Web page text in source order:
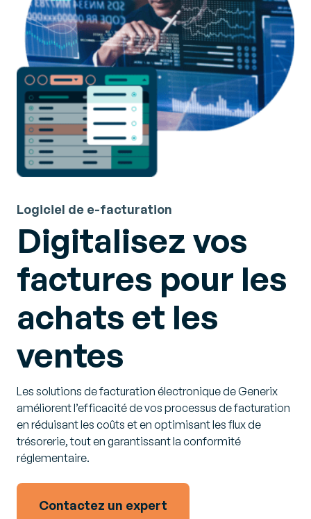
Logiciel de e-facturation
Digitalisez vos
factures pour les
achats et les
ventes
Les solutions de facturation électronique de Generix
améliorent l’efficacité de vos processus de facturation
en réduisant les coûts et en optimisant les flux de
trésorerie, tout en garantissant la conformité
réglementaire.
Contactez un expert